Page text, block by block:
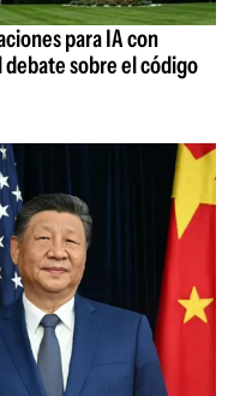
para IA con
sobre el código